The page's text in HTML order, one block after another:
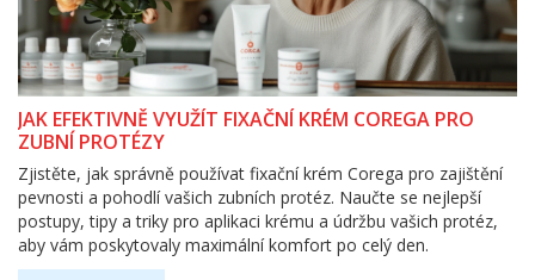
JAK EFEKTIVNĚ VYUŽÍT FIXAČNÍ KRÉM COREGA PRO
ZUBNÍ PROTÉZY
Zjistěte, jak správně používat fixační krém Corega pro zajištění
pevnosti a pohodlí vašich zubních protéz. Naučte se nejlepší
postupy, tipy a triky pro aplikaci krému a údržbu vašich protéz,
aby vám poskytovaly maximální komfort po celý den.